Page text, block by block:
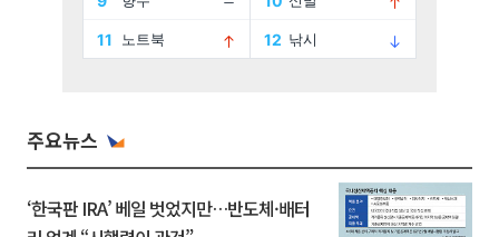
주요뉴스
‘한국판 IRA’ 베일 벗었지만…반도체·배터